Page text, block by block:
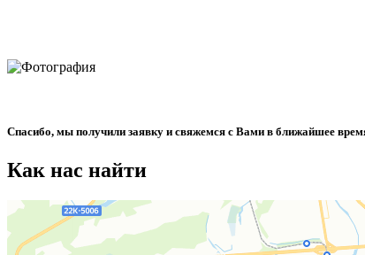
Спасибо, мы получили заявку и свяжемся с Вами в ближайшее
Как нас найти